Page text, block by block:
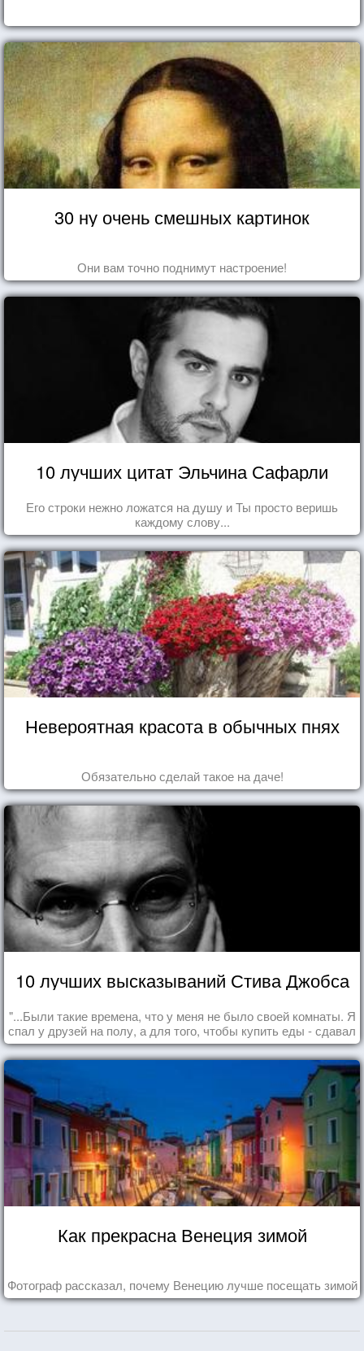
30 ну очень смешных картинок
Они вам точно поднимут настроение!
10 лучших цитат Эльчина Сафарли
Его строки нежно ложатся на душу и Ты просто веришь
каждому слову...
Невероятная красота в обычных пнях
Обязательно сделай такое на даче!
10 лучших высказываний Стива Джобса
"...Были такие времена, что у меня не было своей комнаты. Я
спал у друзей на полу, а для того, чтобы купить еды - сдавал
бутылки из под кока-колы"
Как прекрасна Венеция зимой
Фотограф рассказал, почему Венецию лучше посещать зимой